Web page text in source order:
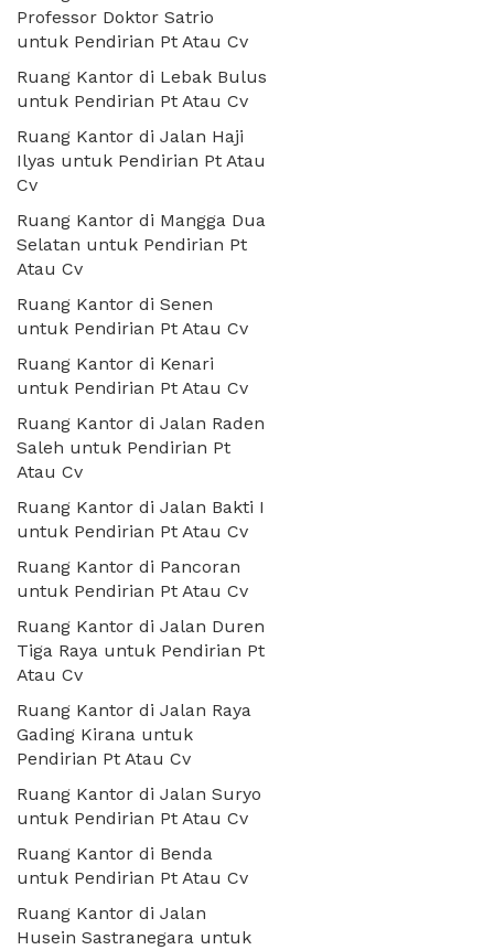
Professor Doktor Satrio
untuk Pendirian Pt Atau Cv
Ruang Kantor di Lebak Bulus
untuk Pendirian Pt Atau Cv
Ruang Kantor di Jalan Haji
Ilyas untuk Pendirian Pt Atau
Cv
Ruang Kantor di Mangga Dua
Selatan untuk Pendirian Pt
Atau Cv
Ruang Kantor di Senen
untuk Pendirian Pt Atau Cv
Ruang Kantor di Kenari
untuk Pendirian Pt Atau Cv
Ruang Kantor di Jalan Raden
Saleh untuk Pendirian Pt
Atau Cv
Ruang Kantor di Jalan Bakti I
untuk Pendirian Pt Atau Cv
Ruang Kantor di Pancoran
untuk Pendirian Pt Atau Cv
Ruang Kantor di Jalan Duren
Tiga Raya untuk Pendirian Pt
Atau Cv
Ruang Kantor di Jalan Raya
Gading Kirana untuk
Pendirian Pt Atau Cv
Ruang Kantor di Jalan Suryo
untuk Pendirian Pt Atau Cv
Ruang Kantor di Benda
untuk Pendirian Pt Atau Cv
Ruang Kantor di Jalan
Husein Sastranegara untuk